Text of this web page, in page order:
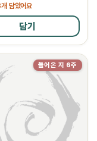
개 담았어요
담기
들어온 지 6주